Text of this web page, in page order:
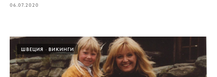
06.07.2020
ШВЕЦИЯ ВИКИНГИ